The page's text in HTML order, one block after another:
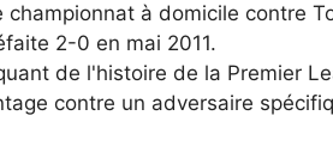
à domicile contre
2-0 en mai 2011.
de l'histoire de la Premier
contre un adversaire